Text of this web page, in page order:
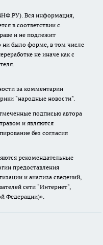
Вся информация,
в соответствии с
и не подлежит
ни было форме, в том числе
не иначе как с
за комментарии
"народные новости".
подписью автора
и являются
без согласия
рекомендательные
предоставления
и анализа сведений,
сети "Интернет",
Федерации)».